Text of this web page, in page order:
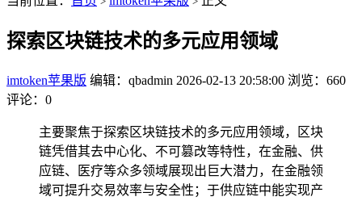
探索区块链技术的多元应用领域
imtoken苹果版 编辑：qbadmin 2026-02-13 20:58:00 浏览：660
评论：0
主要聚焦于探索区块链技术的多元应用领域，区块
链凭借其去中心化、不可篡改等特性，在金融、供
应链、医疗等众多领域展现出巨大潜力，在金融领
域可提升交易效率与安全性；于供应链中能实现产